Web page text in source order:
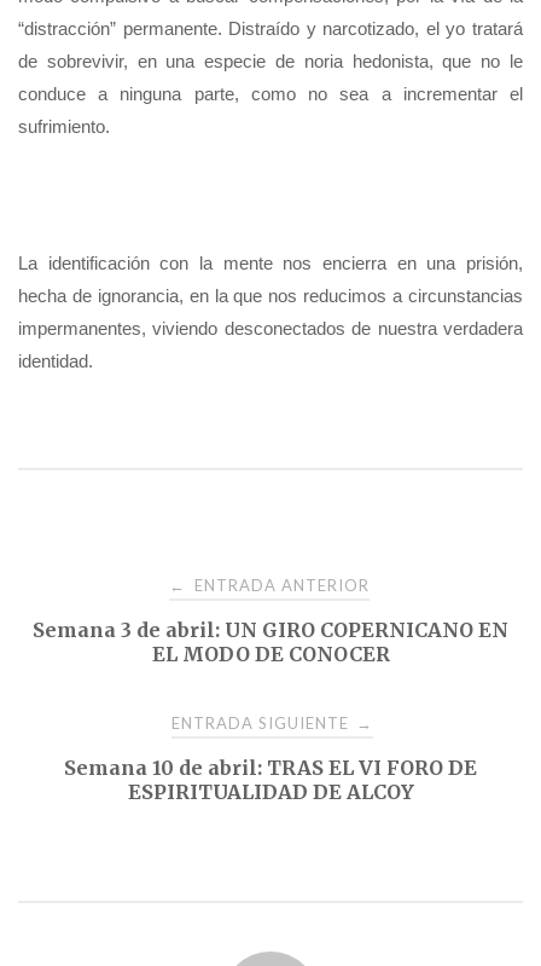
“distracción” permanente. Distraído y narcotizado, el yo tratará
de sobrevivir, en una especie de noria hedonista, que no le
conduce a ninguna parte, como no sea a incrementar el
sufrimiento.
La identificación con la mente nos encierra en una prisión,
hecha de ignorancia, en la que nos reducimos a circunstancias
impermanentes, viviendo desconectados de nuestra verdadera
identidad.
Navegación
de
← ENTRADA ANTERIOR
Semana 3 de abril: UN GIRO COPERNICANO EN
EL MODO DE CONOCER
ENTRADA SIGUIENTE →
Semana 10 de abril: TRAS EL VI FORO DE
ESPIRITUALIDAD DE ALCOY